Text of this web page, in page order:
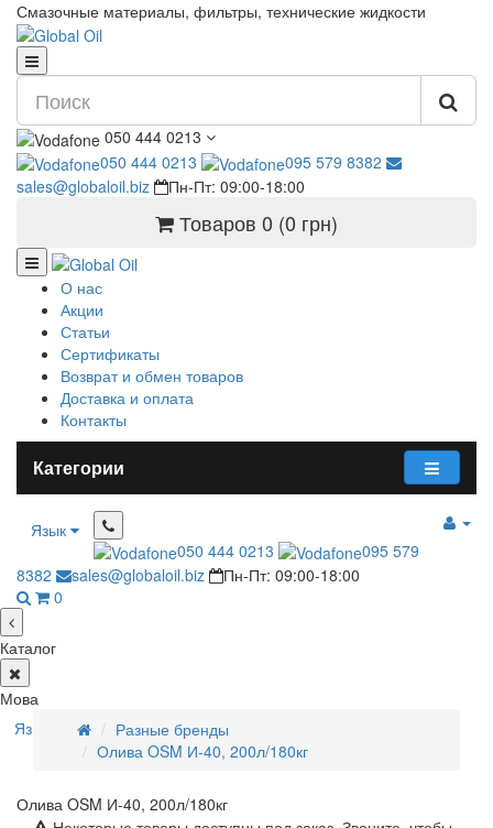
Смазочные материалы, фильтры, технические жидкости
050 444 0213
050 444 0213
095 579 8382
sales@globaloil.biz
Пн-Пт: 09:00-18:00
Товаров 0 (0 грн)
О нас
Акции
Статьи
Сертификаты
Возврат и обмен товаров
Доставка и оплата
Контакты
Категории
Язык
050 444 0213
095 579
8382
sales@globaloil.biz
Пн-Пт: 09:00-18:00
0
Каталог
Мова
Язык
Разные бренды
Олива OSM И-40, 200л/180кг
Олива OSM И-40, 200л/180кг